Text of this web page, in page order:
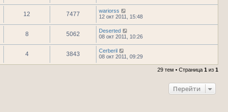
12 7477
wariorss
12 окт 2011, 15:48
8 5062
Deserted
08 окт 2011, 10:26
4 3843
Cerberil
08 окт 2011, 09:29
29 тем • Страница 1 из 1
Перейти